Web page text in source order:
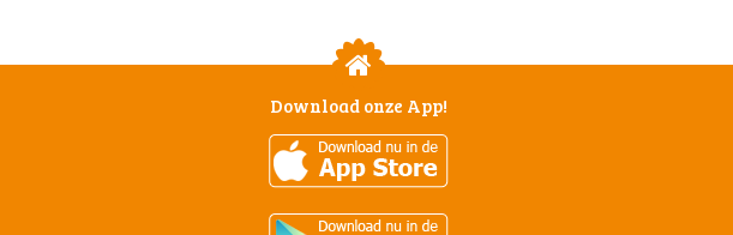
Download onze App!